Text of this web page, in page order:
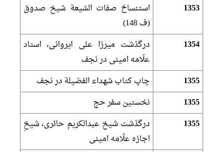
1353
استنساخ صفات الشيعة شيخ صدوق
(ف 148)
1354
درگذشت ميرزا على ايروانى، استاد
علّامه امينى در نجف‏
1355
چاپ كتاب شهداء الفضيلة در نجف‏
1355
نخستين سفر حج‏
1355
درگذشت شيخ عبدالكريم حائرى، شيخِ
اجازه علّامه امينى‏